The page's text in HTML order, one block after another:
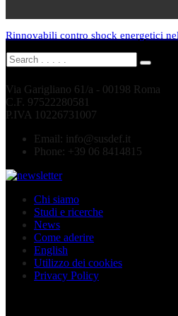
Rinnovabili contro shock energetici
Via Garigliano 61/a - 00198 Roma
C.F. 97522280581
P.IVA 10226731007
Email: info@susdef.it
Phone: +39 06 8414815
Chi siamo
Studi e ricerche
News
Come aderire
English
Utilizzo dei cookies
Privacy Policy